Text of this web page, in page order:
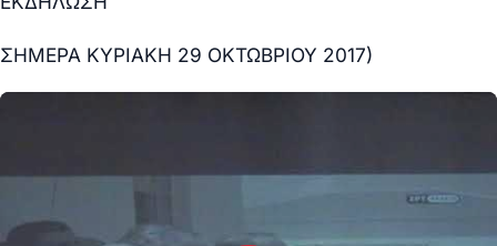
ΣΗΜΕΡΑ ΚΥΡΙΑΚΗ 29 ΟΚΤΩΒΡΙΟΥ 2017)